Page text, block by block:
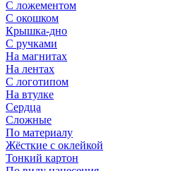
С ложементом
С окошком
Крышка-дно
С ручками
На магнитах
На лентах
С логотипом
На втулке
Сердца
Сложные
По материалу
Жёсткие с оклейкой
Тонкий картон